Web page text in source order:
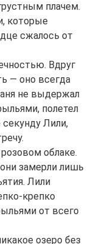
плачем.
которые
сжалось от
Вдруг
— оно всегда
не выдержал
полетел
Лили,
облаке.
замерли лишь
Лили
крепко
от всего
озеро без